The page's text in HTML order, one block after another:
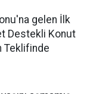
gelen İlk
Destekli Konut
Teklifinde